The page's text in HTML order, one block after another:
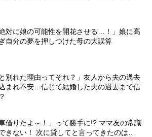
絶対に娘の可能性を開花させる…！」娘に高
自分の夢を押しつけた母の大誤算
と別れた理由ってそれ？」友人から夫の過去
まれ不安…信じて結婚した夫の過去まで信
車借りたよ～！」って勝手に!? ママ友の常識
きない！ 次に貸してと言ってきたのは…